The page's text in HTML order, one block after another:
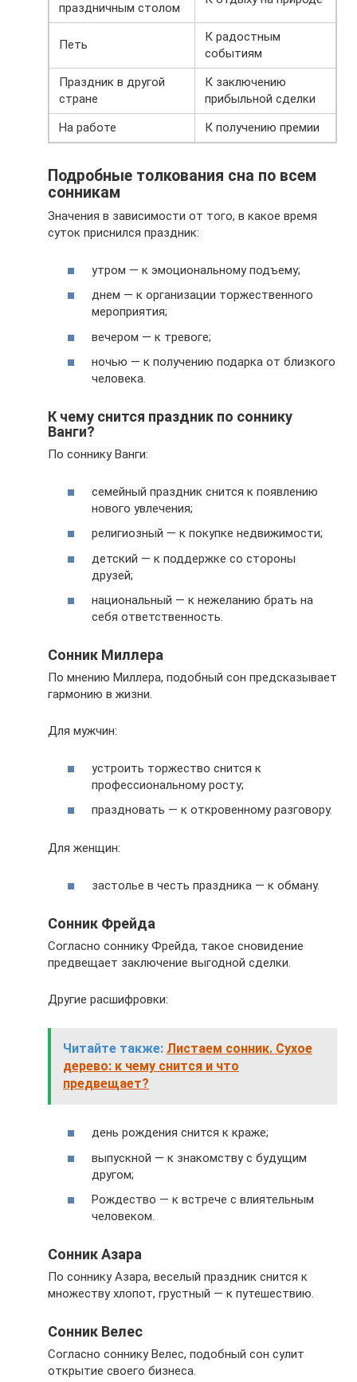
праздничным столом
Петь
К радостным
событиям
Праздник в другой
стране
К заключению
прибыльной сделки
На работе
К получению премии
Подробные толкования сна по всем
сонникам
Значения в зависимости от того, в какое время
суток приснился праздник:
утром — к эмоциональному подъему;
днем — к организации торжественного
мероприятия;
вечером — к тревоге;
ночью — к получению подарка от близкого
человека.
К чему снится праздник по соннику
Ванги?
По соннику Ванги:
семейный праздник снится к появлению
нового увлечения;
религиозный — к покупке недвижимости;
детский — к поддержке со стороны
друзей;
национальный — к нежеланию брать на
себя ответственность.
Сонник Миллера
По мнению Миллера, подобный сон предсказывает
гармонию в жизни.
Для мужчин:
устроить торжество снится к
профессиональному росту;
праздновать — к откровенному разговору.
Для женщин:
застолье в честь праздника — к обману.
Сонник Фрейда
Согласно соннику Фрейда, такое сновидение
предвещает заключение выгодной сделки.
Другие расшифровки:
Читайте также: Листаем сонник. Сухое
дерево: к чему снится и что
предвещает?
день рождения снится к краже;
выпускной — к знакомству с будущим
другом;
Рождество — к встрече с влиятельным
человеком.
Сонник Азара
По соннику Азара, веселый праздник снится к
множеству хлопот, грустный — к путешествию.
Сонник Велес
Согласно соннику Велес, подобный сон сулит
открытие своего бизнеса.